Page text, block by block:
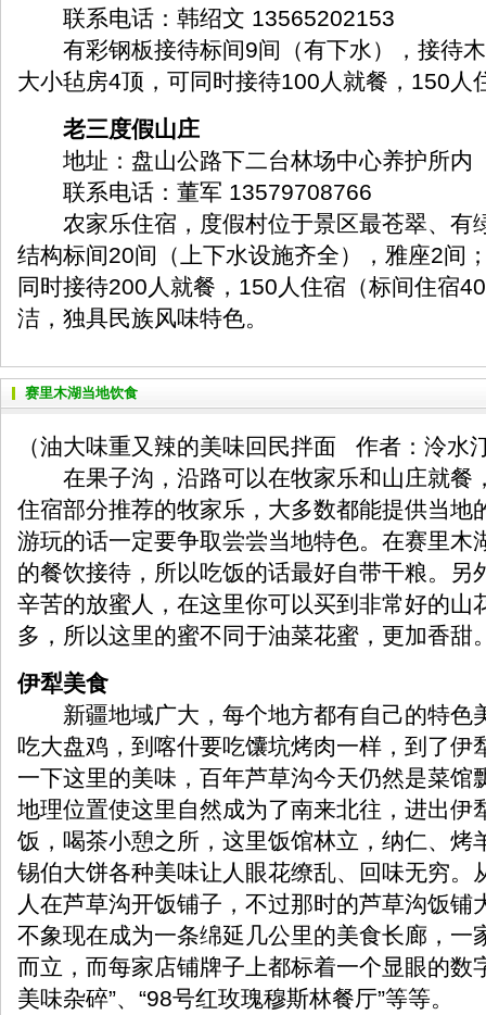
联系电话：韩绍文 13565202153
有彩钢板接待标间9间（有下水），接待木
大小毡房4顶，可同时接待100人就餐，150人
老三度假山庄
地址：盘山公路下二台林场中心养护所内
联系电话：董军 13579708766
农家乐住宿，度假村位于景区最苍翠、有
结构标间20间（上下水设施齐全），雅座2间
同时接待200人就餐，150人住宿（标间住宿
洁，独具民族风味特色。
赛里木湖当地饮食
（油大味重又辣的美味回民拌面 作者：泠水
在果子沟，沿路可以在牧家乐和山庄就餐
住宿部分推荐的牧家乐，大多数都能提供当地
游玩的话一定要争取尝尝当地特色。在赛里木
的餐饮接待，所以吃饭的话最好自带干粮。另
辛苦的放蜜人，在这里你可以买到非常好的山
多，所以这里的蜜不同于油菜花蜜，更加香甜
伊犁美食
新疆地域广大，每个地方都有自己的特色
吃大盘鸡，到喀什要吃馕坑烤肉一样，到了伊
一下这里的美味，百年芦草沟今天仍然是菜馆
地理位置使这里自然成为了南来北往，进出伊
饭，喝茶小憩之所，这里饭馆林立，纳仁、烤
锡伯大饼各种美味让人眼花缭乱、回味无穷。
人在芦草沟开饭铺子，不过那时的芦草沟饭铺
不象现在成为一条绵延几公里的美食长廊，一
而立，而每家店铺牌子上都标着一个显眼的数
美味杂碎”、“98号红玫瑰穆斯林餐厅”等等。